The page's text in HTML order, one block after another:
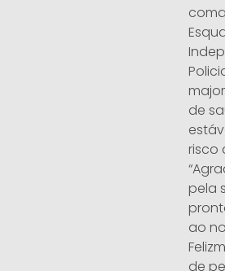
de
risco
pela
ao
de